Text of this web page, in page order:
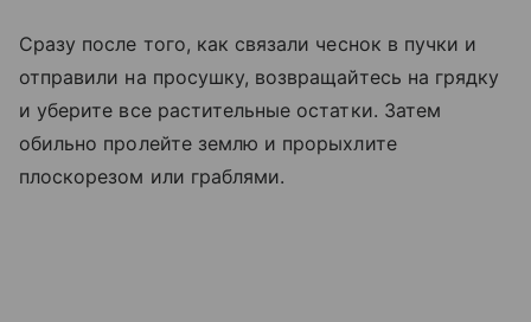
Сразу после того, как связали чеснок в пучки и
отправили на просушку, возвращайтесь на грядку
и уберите все растительные остатки. Затем
обильно пролейте землю и прорыхлите
плоскорезом или граблями.